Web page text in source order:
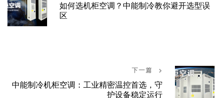
如何选机柜空调？中能制冷教你避开选型误
区
下一篇
中能制冷机柜空调：工业精密温控首选，守
护设备稳定运行